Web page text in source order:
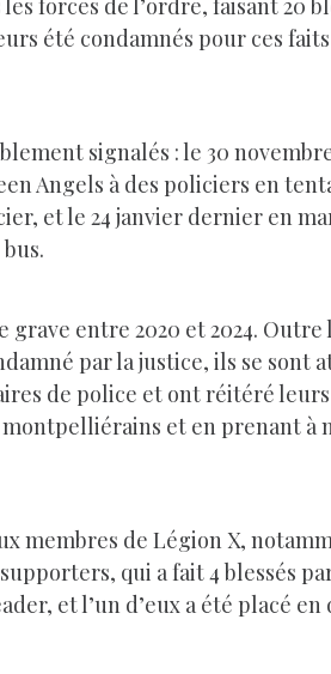
forces de l’ordre, faisant 20
été condamnés pour ces
signalés : le 30
Angels à des policiers en
et le 24 janvier dernier en
grave entre 2020 et 2024.
par la justice, ils se sont
de police et ont réitéré
et en prenant à
de Légion X,
qui a fait 4 blessés
et l’un d’eux a été placé